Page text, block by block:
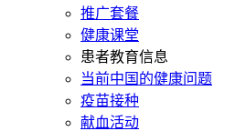
推广套餐
健康课堂
患者教育信息
当前中国的健康问题
疫苗接种
献血活动